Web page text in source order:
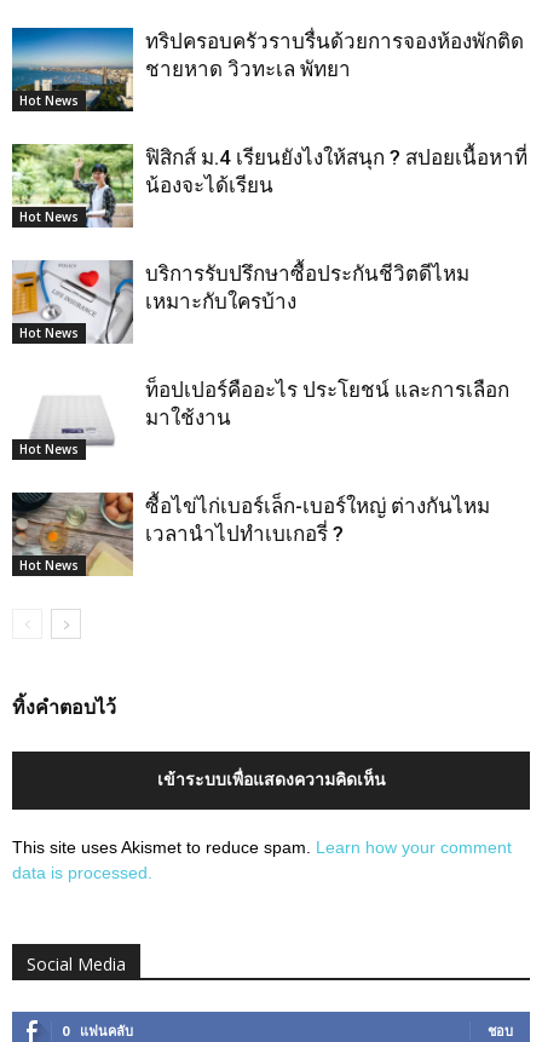
Hot News
ทริปครอบครัวราบรื่นด้วยการจองห้องพักติด
ชายหาด วิวทะเล พัทยา
Hot News
ฟิสิกส์ ม.4 เรียนยังไงให้สนุก ? สปอยเนื้อหาที่
น้องจะได้เรียน
Hot News
บริการรับปรึกษาซื้อประกันชีวิตดีไหม
เหมาะกับใครบ้าง
Hot News
ท็อปเปอร์คืออะไร ประโยชน์ และการเลือก
มาใช้งาน
Hot News
ซื้อไข่ไก่เบอร์เล็ก-เบอร์ใหญ่ ต่างกันไหม
เวลานำไปทำเบเกอรี่ ?
ทิ้งคำตอบไว้
เข้าระบบเพื่อแสดงความคิดเห็น
This site uses Akismet to reduce spam. Learn how your comment
data is processed.
Social Media
0 แฟนคลับ ชอบ